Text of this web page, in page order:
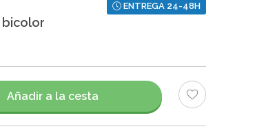
bicolor
ENTREGA 24-48H
Añadir a la cesta